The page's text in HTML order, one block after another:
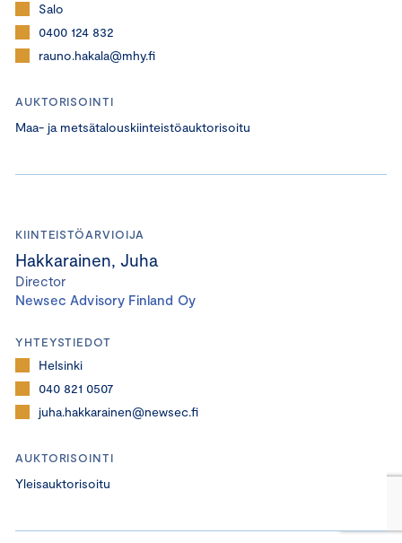
Salo
0400 124 832
rauno.hakala@mhy.fi
AUKTORISOINTI
Maa- ja metsätalouskiinteistöauktorisoitu
KIINTEISTÖARVIOIJA
Hakkarainen, Juha
Director
Newsec Advisory Finland Oy
YHTEYSTIEDOT
Helsinki
040 821 0507
juha.hakkarainen@newsec.fi
AUKTORISOINTI
Yleisauktorisoitu